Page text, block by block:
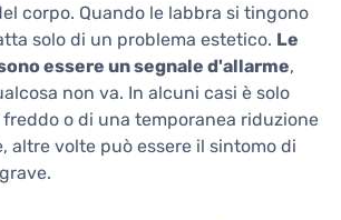
corpo. Quando le labbra si tingono
solo di un problema estetico. Le
essere un segnale d'allarme,
non va. In alcuni casi è solo
o di una temporanea riduzione
altre volte può essere il sintomo di